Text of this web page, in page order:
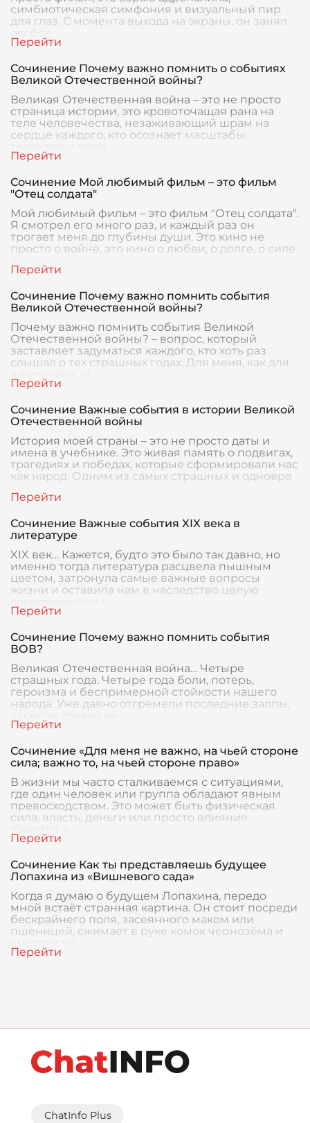
симбиотическая симфония и визуальный пир
для глаз. С момента выхода на экраны, он занял
особое
Сочинение Почему важно помнить о событиях
Великой Отечественной войны?
Великая Отечественная война – это не просто
страница истории, это кровоточащая рана на
теле человечества, незаживающий шрам на
сердце каждого, кто осознает масштабы
Сочинение Мой любимый фильм – это фильм
"Отец солдата"
Мой любимый фильм – это фильм "Отец солдата".
Я смотрел его много раз, и каждый раз он
трогает меня до глубины души. Это кино не
просто о войне, это кино о любви, о долге, о силе
Сочинение Почему важно помнить события
Великой Отечественной войны?
Почему важно помнить события Великой
Отечественной войны? – вопрос, который
заставляет задуматься каждого, кто хоть раз
слышал о тех страшных годах. Для меня, как для
Сочинение Важные события в истории Великой
Отечественной войны
История моей страны – это не просто даты и
имена в учебнике. Это живая память о подвигах,
трагедиях и победах, которые сформировали нас
как народ. Одним из самых страшных и одновре
Сочинение Важные события XIX века в
литературе
XIX век… Кажется, будто это было так давно, но
именно тогда литература расцвела пышным
цветом, затронула самые важные вопросы
жизни и оставила нам в наследство целую
Сочинение Почему важно помнить события
ВОВ?
Великая Отечественная война… Четыре
страшных года. Четыре года боли, потерь,
героизма и беспримерной стойкости нашего
народа. Уже давно отгремели последние залпы,
Сочинение «Для меня не важно, на чьей стороне
сила; важно то, на чьей стороне право»
В жизни мы часто сталкиваемся с ситуациями,
где один человек или группа обладают явным
превосходством. Это может быть физическая
сила, власть, деньги или просто влияние.
Кажется, ч
Сочинение Как ты представляешь будущее
Лопахина из «Вишневого сада»
Когда я думаю о будущем Лопахина, передо
мной встаёт странная картина. Он стоит посреди
бескрайнего поля, засеянного маком или
пшеницей, сжимает в руке комок чернозёма и
ChatInfo Plus